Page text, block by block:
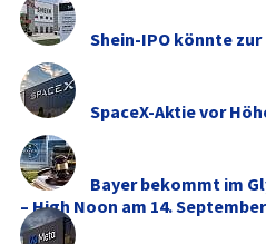
Shein-IPO könnte
SpaceX-Aktie vor
Bayer bekommt im
– High Noon am 14. September